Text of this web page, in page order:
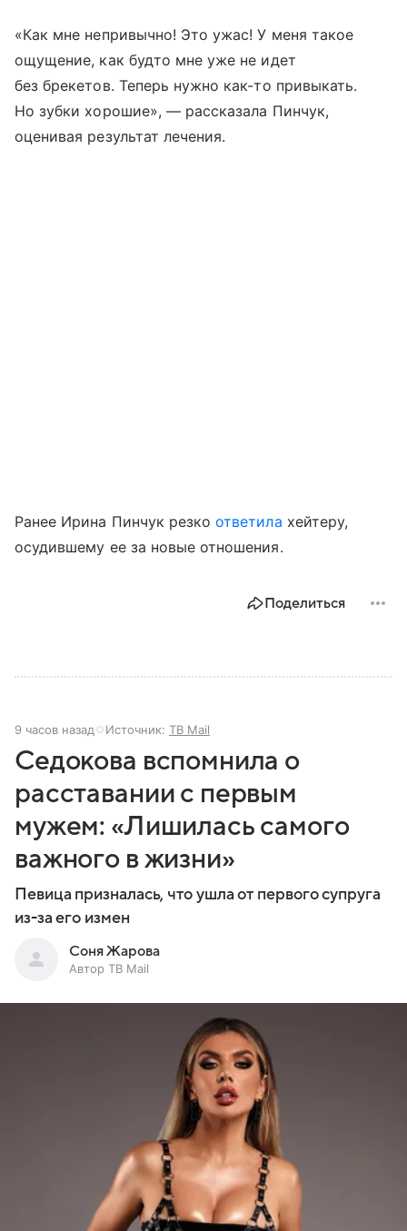
«Как мне непривычно! Это ужас! У меня такое
ощущение, как будто мне уже не идет
без брекетов. Теперь нужно как-то привыкать.
Но зубки хорошие», — рассказала Пинчук,
оценивая результат лечения.
Ранее Ирина Пинчук резкоответила хейтеру,
осудившему ее за новые отношения.
Поделиться
9 часов назад Источник: ТВ Mail
Седокова вспомнила о
расставании с первым
мужем: «Лишилась самого
важного в жизни»
Певица призналась, что ушла от первого супруга
из-за его измен
Соня Жарова
Автор ТВ Mail